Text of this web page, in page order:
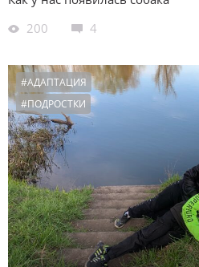
200
4
#АДАПТАЦИЯ
#ПОДРОСТКИ